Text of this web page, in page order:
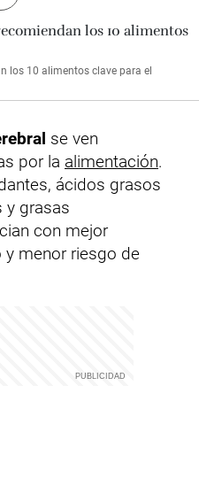
los 10 alimentos clave para el
se ven
por la alimentación.
ácidos grasos
y grasas
con mejor
menor riesgo de